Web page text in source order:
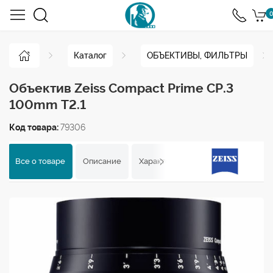
0
Каталог ОБЪЕКТИВЫ, ФИЛЬТРЫ
Объектив Zeiss Compact Prime CP.3
100mm T2.1
Код товара:79306
Все о товаре Описание Характеристики Отзывы